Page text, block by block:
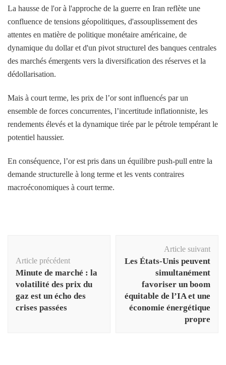
La hausse de l'or à l'approche de la guerre en Iran reflète une
confluence de tensions géopolitiques, d'assouplissement des
attentes en matière de politique monétaire américaine, de
dynamique du dollar et d'un pivot structurel des banques centrales
des marchés émergents vers la diversification des réserves et la
dédollarisation.
Mais à court terme, les prix de l’or sont influencés par un
ensemble de forces concurrentes, l’incertitude inflationniste, les
rendements élevés et la dynamique tirée par le pétrole tempérant le
potentiel haussier.
En conséquence, l’or est pris dans un équilibre push-pull entre la
demande structurelle à long terme et les vents contraires
macroéconomiques à court terme.
d'article
Article précédent
Minute de marché : la
volatilité des prix du
gaz est un écho des
crises passées
Article suivant
Les États-Unis peuvent
simultanément
favoriser un boom
équitable de l’IA et une
économie énergétique
propre